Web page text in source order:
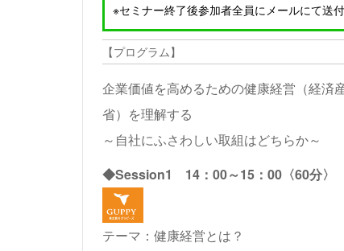
※セミナー終了後参加者全員にメールにて送付
【プログラム】
企業価値を高めるための健康経営（経済
省）を理解する
～自社にふさわしい取組はどちらか～
◆Session1 14：00～15：00〈60分〉
テーマ：健康経営とは？